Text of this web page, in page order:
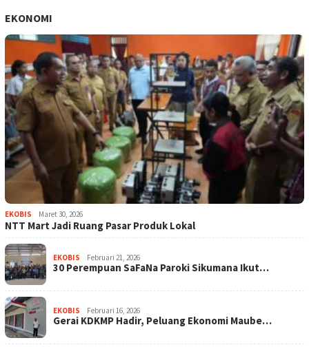
EKONOMI
EKOBIS Maret 30, 2026
NTT Mart Jadi Ruang Pasar Produk Lokal
EKOBIS Februari 21, 2026
30 Perempuan SaFaNa Paroki Sikumana Ikut…
EKOBIS Februari 16, 2026
Gerai KDKMP Hadir, Peluang Ekonomi Maube…